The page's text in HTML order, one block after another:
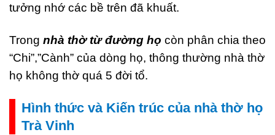
tưởng nhớ các bề trên đã khuất.
Trong nhà thờ từ đường họ còn phân chia theo
“Chi”,”Cành” của dòng họ, thông thường nhà thờ
họ không thờ quá 5 đời tổ.
Hình thức và Kiến trúc của nhà thờ họ
Trà Vinh